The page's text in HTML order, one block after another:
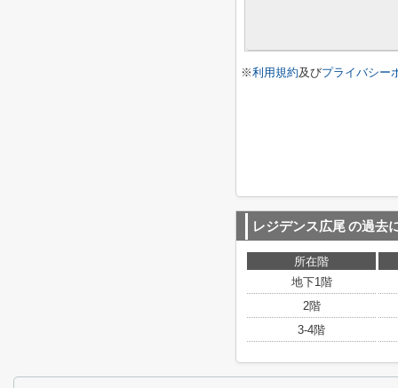
※利用規約及びプライバシー
レジデンス広尾の過去
所在階
地下1階
2階
3-4階